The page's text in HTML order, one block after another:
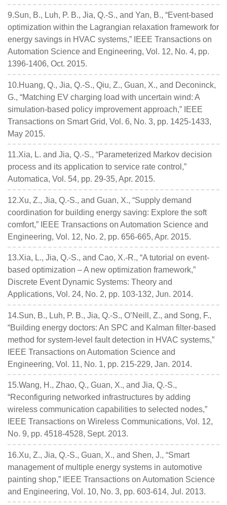
9.Sun, B., Luh, P. B., Jia, Q.-S., and Yan, B., “Event-based
optimization within the Lagrangian relaxation framework for
energy savings in HVAC systems,” IEEE Transactions on
Automation Science and Engineering, Vol. 12, No. 4, pp.
1396-1406, Oct. 2015.
10.Huang, Q., Jia, Q.-S., Qiu, Z., Guan, X., and Deconinck,
G., “Matching EV charging load with uncertain wind: A
simulation-based policy improvement approach,” IEEE
Transactions on Smart Grid, Vol. 6, No. 3, pp. 1425-1433,
May 2015.
11.Xia, L. and Jia, Q.-S., “Parameterized Markov decision
process and its application to service rate control,”
Automatica, Vol. 54, pp. 29-35, Apr. 2015.
12.Xu, Z., Jia, Q.-S., and Guan, X., “Supply demand
coordination for building energy saving: Explore the soft
comfort,” IEEE Transactions on Automation Science and
Engineering, Vol. 12, No. 2, pp. 656-665, Apr. 2015.
13.Xia, L., Jia, Q.-S., and Cao, X.-R., “A tutorial on event-
based optimization – A new optimization framework,”
Discrete Event Dynamic Systems: Theory and
Applications, Vol. 24, No. 2, pp. 103-132, Jun. 2014.
14.Sun, B., Luh, P. B., Jia, Q.-S., O’Neill, Z., and Song, F.,
“Building energy doctors: An SPC and Kalman filter-based
method for system-level fault detection in HVAC systems,”
IEEE Transactions on Automation Science and
Engineering, Vol. 11, No. 1, pp. 215-229, Jan. 2014.
15.Wang, H., Zhao, Q., Guan, X., and Jia, Q.-S.,
“Reconfiguring networked infrastructures by adding
wireless communication capabilities to selected nodes,”
IEEE Transactions on Wireless Communications, Vol. 12,
No. 9, pp. 4518-4528, Sept. 2013.
16.Xu, Z., Jia, Q.-S., Guan, X., and Shen, J., “Smart
management of multiple energy systems in automotive
painting shop,” IEEE Transactions on Automation Science
and Engineering, Vol. 10, No. 3, pp. 603-614, Jul. 2013.